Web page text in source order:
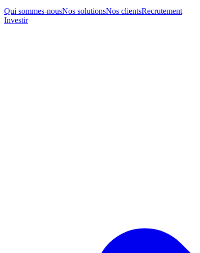
Qui sommes-nousNos solutionsNos clientsRecrutement
Investir